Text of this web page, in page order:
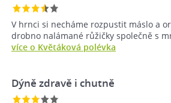
V hrnci si necháme rozpustit máslo a
drobno nalámané růžičky společně s
více o Květáková polévka
Dýně zdravě i chutně